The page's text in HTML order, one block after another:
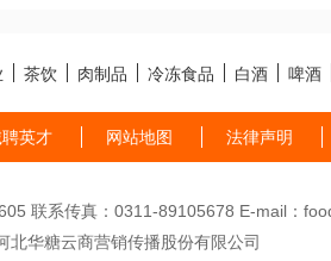
茶饮 肉制品 冷冻食品 白酒 啤酒
英才 网站地图 法律声明
联系传真：0311-89105678 E-mail：
北华糖云商营销传播股份有限公司